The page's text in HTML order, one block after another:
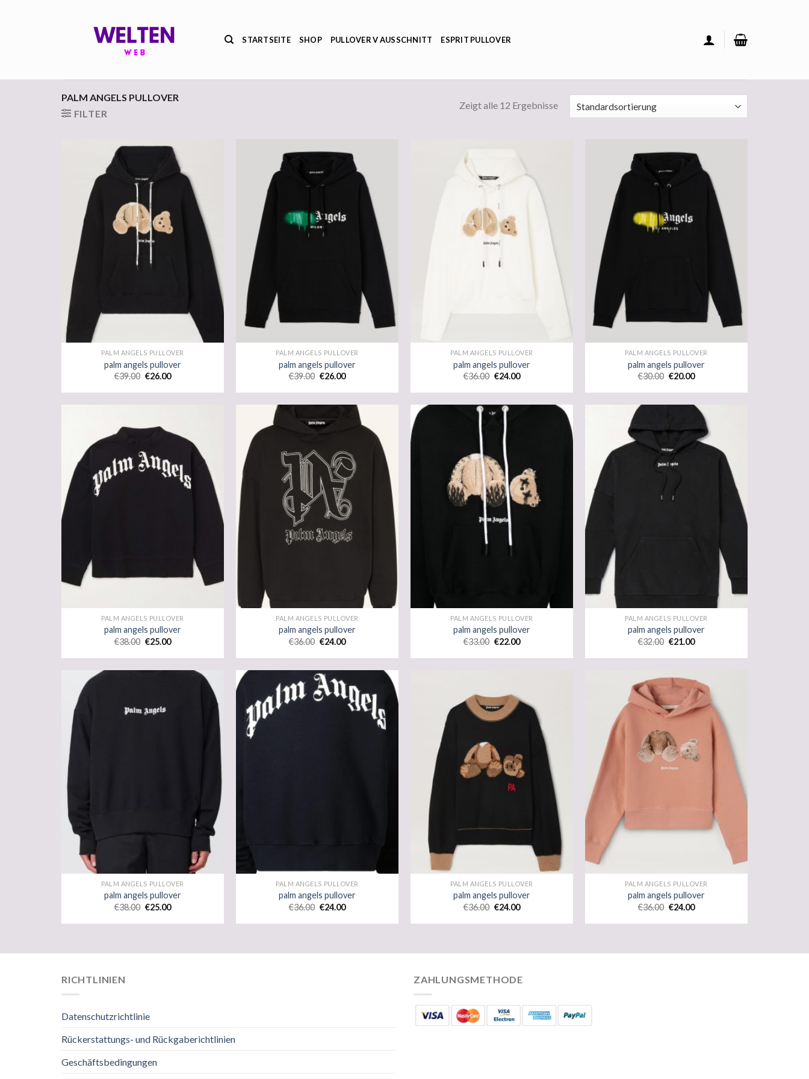
STARTSEITE SHOP PULLOVER V AUSSCHNITT ESPRIT PULLOVER
PALM ANGELS PULLOVER
FILTER
Zeigt alle 12 Ergebnisse
PALM ANGELS PULLOVER
palm angels pullover
€39.00 €26.00
PALM ANGELS PULLOVER
palm angels pullover
€39.00 €26.00
PALM ANGELS PULLOVER
palm angels pullover
€36.00 €24.00
PALM ANGELS PULLOVER
palm angels pullover
€30.00 €20.00
PALM ANGELS PULLOVER
palm angels pullover
€38.00 €25.00
PALM ANGELS PULLOVER
palm angels pullover
€36.00 €24.00
PALM ANGELS PULLOVER
palm angels pullover
€33.00 €22.00
PALM ANGELS PULLOVER
palm angels pullover
€32.00 €21.00
PALM ANGELS PULLOVER
palm angels pullover
€38.00 €25.00
PALM ANGELS PULLOVER
palm angels pullover
€36.00 €24.00
PALM ANGELS PULLOVER
palm angels pullover
€36.00 €24.00
PALM ANGELS PULLOVER
palm angels pullover
€36.00 €24.00
RICHTLINIEN
Datenschutzrichtlinie
Rückerstattungs- und Rückgaberichtlinien
Geschäftsbedingungen
ZAHLUNGSMETHODE